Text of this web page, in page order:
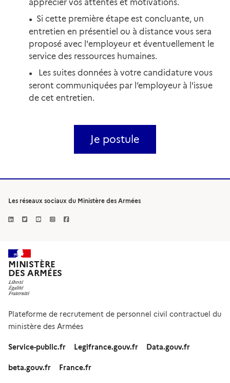
apprécier vos attentes et motivations.
Si cette première étape est concluante, un
entretien en présentiel ou à distance vous sera
proposé avec l'employeur et éventuellement le
service des ressources humaines.
Les suites données à votre candidature vous
seront communiquées par l’employeur à l'issue
de cet entretien.
Je postule
Les réseaux sociaux du Ministère des Armées
MINISTÈRE
DES ARMÉES
Plateforme de recrutement de personnel civil contractuel du
ministère des Armées
Service-public.fr Legifrance.gouv.fr Data.gouv.fr
beta.gouv.fr France.fr